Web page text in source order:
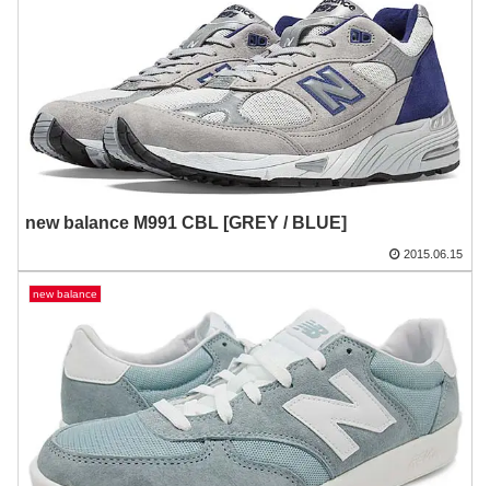
new balance M991 CBL [GREY / BLUE]
2015.06.15
new balance